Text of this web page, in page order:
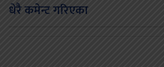
धेरै कमेन्ट गरिएका